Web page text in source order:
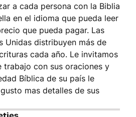
a cada persona con la Biblia
en el idioma que pueda leer
que pueda pagar. Las
Unidas distribuyen más de
cada año. Le invitamos
trabajo con sus oraciones y
Bíblica de su país le
mas detalles de sus